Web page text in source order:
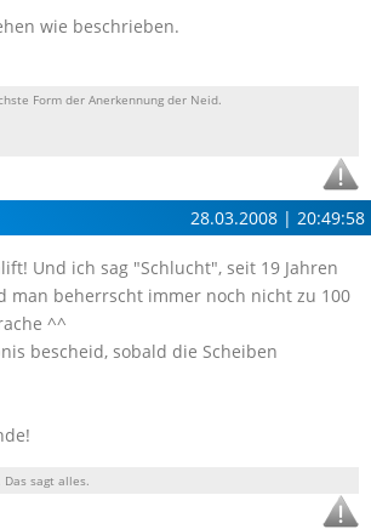
wie beschrieben.
Form der Anerkennung der Neid.
28.03.2008 | 20:49:58
Und ich sag "Schlucht", seit 19 Jahren
man beherrscht immer noch nicht zu 100
^^
bescheid, sobald die Scheiben
Das sagt alles.